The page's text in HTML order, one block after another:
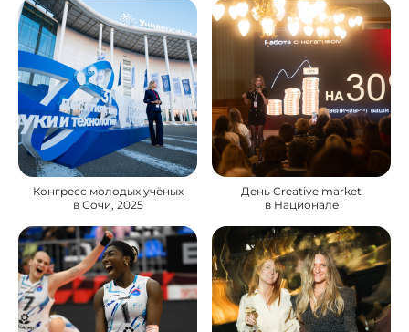
Конгресс молодых учёных
в Сочи, 2025
День Creative market
в Национале